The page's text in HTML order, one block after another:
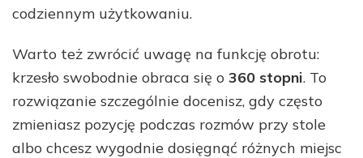
codziennym użytkowaniu.
Warto też zwrócić uwagę na funkcję obrotu:
krzesło swobodnie obraca się o 360 stopni. To
rozwiązanie szczególnie docenisz, gdy często
zmieniasz pozycję podczas rozmów przy stole
albo chcesz wygodnie dosięgnąć różnych miejsc